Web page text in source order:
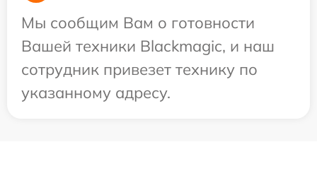
Мы сообщим Вам о готовности
Вашей техники Blackmagic, и наш
сотрудник привезет технику по
указанному адресу.